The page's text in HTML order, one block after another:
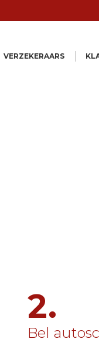
VERZEKERAARS
2.
Bel